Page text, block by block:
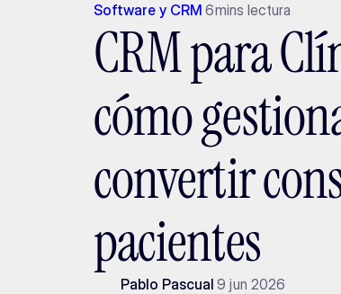
Software y CRM 6mins lectura
CRM para
cómo
convertir
pacientes
Pablo Pascual 9 jun 2026